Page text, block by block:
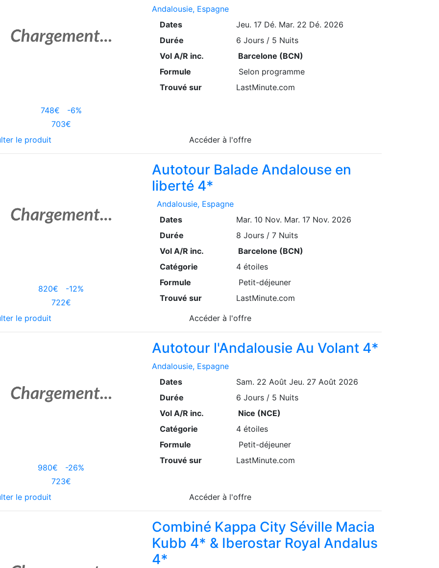
748€ -6%
703€
Andalousie, Espagne
Dates
Jeu. 17 Dé. Mar. 22 Dé. 2026
Durée
6 Jours / 5 Nuits
Vol A/R inc.
Barcelone (BCN)
Formule
Selon programme
Trouvé sur
LastMinute.com
le produit Accéder à l'offre
820€ -12%
722€
Autotour Balade Andalouse en
liberté 4*
Andalousie, Espagne
Dates
Mar. 10 Nov. Mar. 17 Nov. 2026
Durée
8 Jours / 7 Nuits
Vol A/R inc.
Barcelone (BCN)
Catégorie
4 étoiles
Formule
Petit-déjeuner
Trouvé sur
LastMinute.com
le produit Accéder à l'offre
980€ -26%
723€
Autotour l'Andalousie Au Volant 4*
Andalousie, Espagne
Dates
Sam. 22 Août Jeu. 27 Août 2026
Durée
6 Jours / 5 Nuits
Vol A/R inc.
Nice (NCE)
Catégorie
4 étoiles
Formule
Petit-déjeuner
Trouvé sur
LastMinute.com
le produit Accéder à l'offre
Combiné Kappa City Séville Macia
Kubb 4* & Iberostar Royal Andalus
4*